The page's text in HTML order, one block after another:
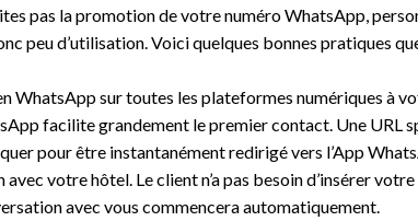
pas la promotion de votre numéro WhatsApp,
peu d’utilisation. Voici quelques bonnes pratiques
WhatsApp sur toutes les plateformes numériques à
facilite grandement le premier contact. Une URL
pour être instantanément redirigé vers l’App
votre hôtel. Le client n’a pas besoin d’insérer
avec vous commencera automatiquement.